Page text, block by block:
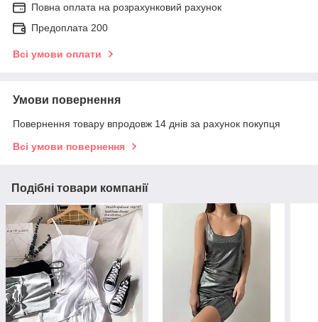
Повна оплата на розрахунковий рахунок
Предоплата 200
Всі умови оплати
Умови повернення
Повернення товару впродовж 14 днів за рахунок покупця
Всі умови повернення
Подібні товари компанії